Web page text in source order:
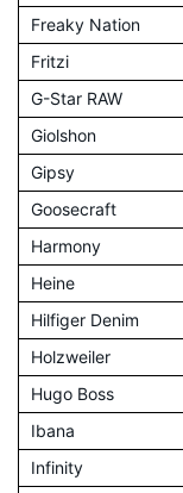
Freaky Nation
Fritzi
G-Star RAW
Giolshon
Gipsy
Goosecraft
Harmony
Heine
Hilfiger Denim
Holzweiler
Hugo Boss
Ibana
Infinity